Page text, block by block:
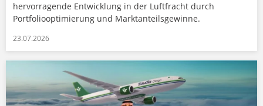
hervorragende Entwicklung in der Luftfracht durch
Portfoliooptimierung und Marktanteilsgewinne.
23.07.2026